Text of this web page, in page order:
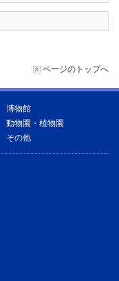
ページのトップへ
博物館
動物園・植物園
その他